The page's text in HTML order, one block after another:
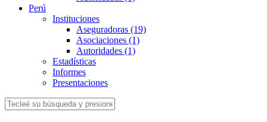
Perú
Instituciones
Aseguradoras (19)
Asociaciones (1)
Autoridades (1)
Estadísticas
Informes
Presentaciones